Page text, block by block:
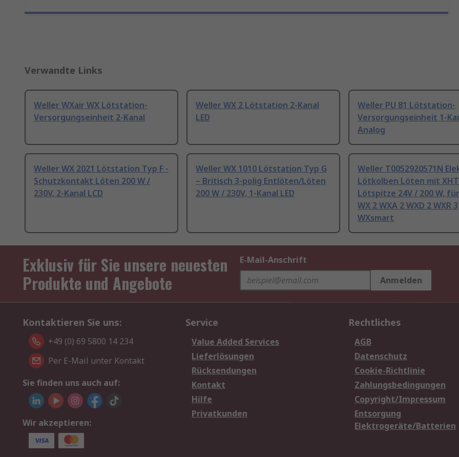
Verwandte Links
Weller WXair WX Lötstation-
Versorgungseinheit 2-Kanal
Weller WX 2 Lötstation 2-Kanal
LED
Weller PU 81 Lötstation-
Versorgungseinheit 1-
Analog
Weller WX 2021 Lötstation Typ F -
Schutzkontakt Löten 200 W /
230V, 2-Kanal LCD
Weller WX 1010 Lötstation Typ G
– Britisch 3-polig Entlöten/Löten
200 W / 230V, 1-Kanal LED
Weller T0052920571N
Lötkolben Löten mit XHT
Lötspitze 24V / 200 W, für
WX 2 WXA 2 WXD 2 WXR 3
WXsmart
Exklusiv für Sie unsere neuesten
Produkte und Angebote
E-Mail-Anschrift
Anmelden
Kontaktieren Sie uns:
+49 (0) 69 5800 14 234
Per E-Mail unter Kontakt
Sie finden uns auch auf:
Wir akzeptieren:
Service
Value Added Services
Lieferlösungen
Rücksendungen
Kontakt
Hilfe
Privatkunden
Rechtliches
AGB
Datenschutz
Cookie-Richtlinie
Zahlungsbedingungen
Copyright/Impressum
Entsorgung
Elektrogeräte/Batterien